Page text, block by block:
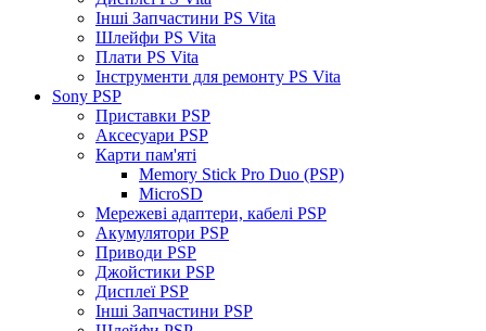
Інші Запчастини PS Vita
Шлейфи PS Vita
Плати PS Vita
Інструменти для ремонту PS Vita
Sony PSP
Приставки PSP
Аксесуари PSP
Карти пам'яті
Memory Stick Pro Duo (PSP)
MicroSD
Мережеві адаптери, кабелі PSP
Акумулятори PSP
Приводи PSP
Джойстики PSP
Дисплеї PSP
Інші Запчастини PSP